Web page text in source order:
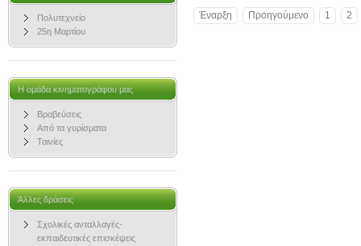
Πολυτεχνείο
25η Μαρτίου
Η ομάδα κινηματογράφου μας
Βραβεύσεις
Από τα γυρίσματα
Ταινίες
Άλλες δράσεις
Σχολικές ανταλλαγές-
εκπαιδευτικές επισκέψεις
Έναρξη
Προηγούμενο 1 2